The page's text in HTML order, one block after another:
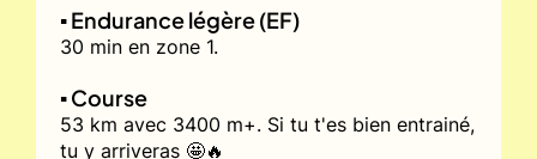
▪️ Endurance légère (EF)
30 min en zone 1.
▪️ Course
53 km avec 3400 m+. Si tu t'es bien entrainé,
tu y arriveras 🤩🔥